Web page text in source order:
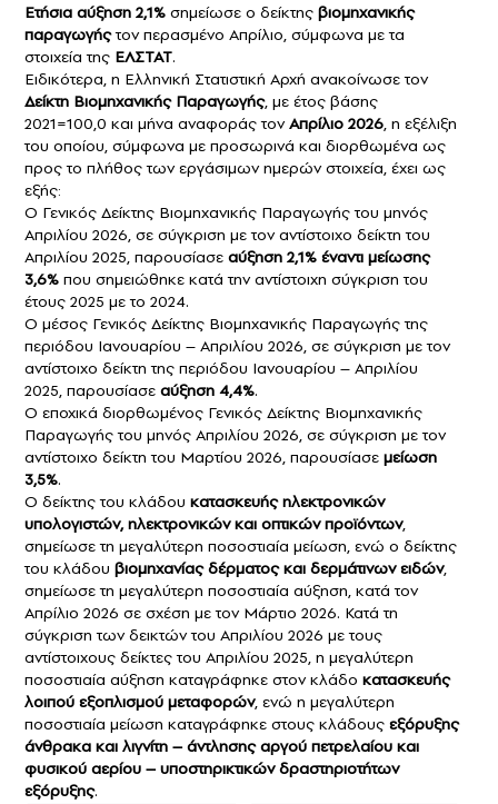
Ετήσια αύξηση 2,1% σημείωσε ο δείκτης βιομηχανικής
παραγωγήςτον περασμένο Απρίλιο, σύμφωνα με τα
στοιχεία της ΕΛΣΤΑΤ.
Ειδικότερα, η Ελληνική Στατιστική Αρχή ανακοίνωσε τον
Δείκτη Βιομηχανικής Παραγωγής, με έτος βάσης
2021=100,0 και μήνα αναφοράς τονΑπρίλιο 2026, η εξέλιξη
του οποίου, σύμφωνα με προσωρινά και διορθωμένα ως
προς το πλήθος των εργάσιμων ημερών στοιχεία, έχει ως
εξής:
Ο Γενικός Δείκτης Βιομηχανικής Παραγωγής του μηνός
Απριλίου 2026, σε σύγκριση με τον αντίστοιχο δείκτη του
Απριλίου 2025, παρουσίασε αύξηση 2,1% έναντι μείωσης
3,6% που σημειώθηκε κατά την αντίστοιχη σύγκριση του
έτους 2025 με το 2024.
Ο μέσος Γενικός Δείκτης Βιομηχανικής Παραγωγής της
περιόδου Ιανουαρίου – Απριλίου 2026, σε σύγκριση με τον
αντίστοιχο δείκτη της περιόδου Ιανουαρίου – Απριλίου
2025, παρουσίασε αύξηση 4,4%.
Ο εποχικά διορθωμένος Γενικός Δείκτης Βιομηχανικής
Παραγωγής του μηνός Απριλίου 2026, σε σύγκριση με τον
αντίστοιχο δείκτη του Μαρτίου 2026, παρουσίασε μείωση
3,5%.
Ο δείκτης του κλάδου κατασκευής ηλεκτρονικών
υπολογιστών, ηλεκτρονικών και οπτικών προϊόντων,
σημείωσε τη μεγαλύτερη ποσοστιαία μείωση, ενώ ο δείκτης
του κλάδου βιομηχανίας δέρματος και δερμάτινων ειδών,
σημείωσε τη μεγαλύτερη ποσοστιαία αύξηση, κατά τον
Απρίλιο 2026 σε σχέση με τον Μάρτιο 2026. Κατά τη
σύγκριση των δεικτών του Απριλίου 2026 με τους
αντίστοιχους δείκτες του Απριλίου 2025, η μεγαλύτερη
ποσοστιαία αύξηση καταγράφηκε στον κλάδο κατασκευής
λοιπού εξοπλισμού μεταφορών, ενώ η μεγαλύτερη
ποσοστιαία μείωση καταγράφηκε στους κλάδους εξόρυξης
άνθρακα και λιγνίτη – άντλησης αργού πετρελαίου και
φυσικού αερίου – υποστηρικτικών δραστηριοτήτων
εξόρυξης.